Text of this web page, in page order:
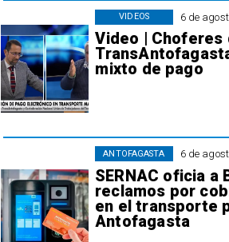
6 de
Video | Choferes
mixto de pago
VIDEOS
6 de
SERNAC oficia a
reclamos por
en el transporte
Antofagasta
ANTOFAGASTA